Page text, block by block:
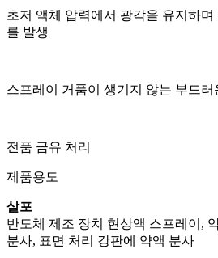
초저 액체 압력에서 광각을 유지하며
를 발생
스프레이 거품이 생기지 않는 부드
전품 금유 처리
제품용도
살포
반도체 제조 장치 현상액 스프레이,
분사, 표면 처리 강판에 약액 분사